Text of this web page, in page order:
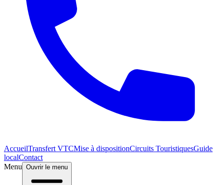
AccueilTransfert VTCMise à dispositionCircuits TouristiquesGuide
localContact
Menu Ouvrir le menu